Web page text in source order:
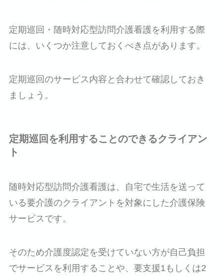
定期巡回・随時対応型訪問介護看護を利用する際
には、いくつか注意しておくべき点があります。
定期巡回のサービス内容と合わせて確認しておき
ましょう。
定期巡回を利用することのできるクライアン
ト
随時対応型訪問介護看護は、自宅で生活を送って
いる要介護のクライアントを対象にした介護保険
サービスです。
そのため介護度認定を受けていない方が自己負担
でサービスを利用することや、要支援1もしくは2